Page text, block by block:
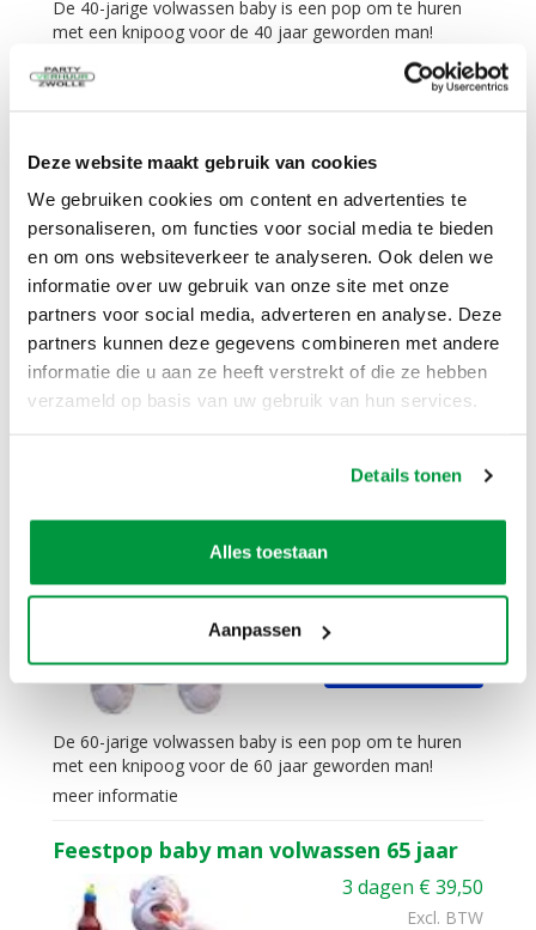
Deze website maakt gebruik van cookies
We gebruiken cookies om content en advertenties te
personaliseren, om functies voor social media te bieden
en om ons websiteverkeer te analyseren. Ook delen we
informatie over uw gebruik van onze site met onze
partners voor social media, adverteren en analyse. Deze
partners kunnen deze gegevens combineren met andere
informatie die u aan ze heeft verstrekt of die ze hebben
verzameld op basis van uw gebruik van hun services.
Details tonen
Alles toestaan
Aanpassen
De 40-jarige volwassen baby is een pop om te huren
met een knipoog voor de 40 jaar geworden man!
meer informatie
3 dagen
Excl. BTW
In Winkelwagen
De 50-jarige volwassen baby is een pop om te huren
met een knipoog voor de 50 jaar geworden Abraham!
In Winkelwagen
De 60-jarige volwassen baby is een pop om te huren
met een knipoog voor de 60 jaar geworden man!
meer informatie
Feestpop baby man volwassen 65 jaar
3 dagen €39,50
Excl. BTW